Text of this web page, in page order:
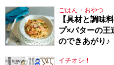
ごはん・おやつ
【具材と調味
プ×バターの王
のできあがり♪
イチオシ！